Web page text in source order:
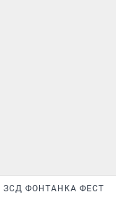
ЗСД ФОНТАНКА ФЕСТ